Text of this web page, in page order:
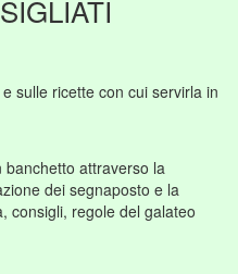
sulle ricette con cui servirla in
attraverso la
dei segnaposto e la
consigli, regole del galateo